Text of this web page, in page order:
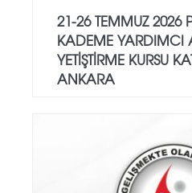
21-26 TEMMUZ 2026
KADEME YARDIMCI
YETİŞTİRME KURSU
ANKARA